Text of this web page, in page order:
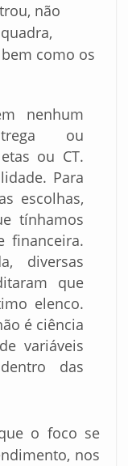
não
como os
nenhum
ou
ou CT.
Para
escolhas,
tínhamos
financeira.
diversas
que
elenco.
é ciência
variáveis
das
o foco se
nos